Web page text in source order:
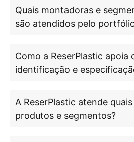
Quais montadoras e
são atendidos pelo
Como a ReserPlastic apoia
identificação e
A ReserPlastic atende
produtos e segmentos?